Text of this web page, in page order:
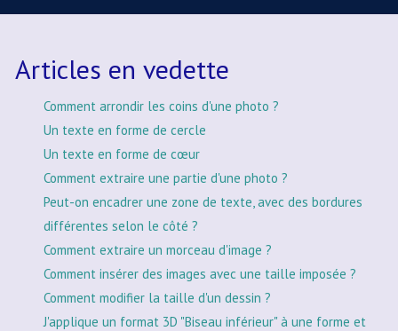
Articles en vedette
Comment arrondir les coins d'une photo ?
Un texte en forme de cercle
Un texte en forme de cœur
Comment extraire une partie d'une photo ?
Peut-on encadrer une zone de texte, avec des bordures
différentes selon le côté ?
Comment extraire un morceau d'image ?
Comment insérer des images avec une taille imposée ?
Comment modifier la taille d'un dessin ?
J'applique un format 3D "Biseau inférieur" à une forme et